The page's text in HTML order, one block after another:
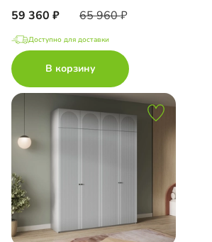
59 360 65 960
Доступно для доставки
В корзину